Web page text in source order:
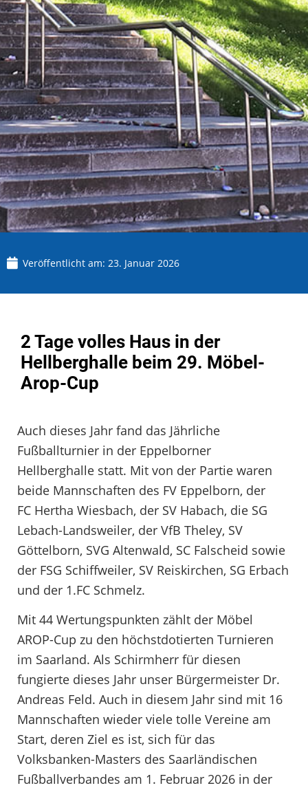
Veröffentlicht am: 23. Januar 2026
2 Tage volles Haus in der
Hellberghalle beim 29. Möbel-
Arop-Cup
Auch dieses Jahr fand das Jährliche
Fußballturnier in der Eppelborner
Hellberghalle statt. Mit von der Partie waren
beide Mannschaften des FV Eppelborn, der
FC Hertha Wiesbach, der SV Habach, die SG
Lebach-Landsweiler, der VfB Theley, SV
Göttelborn, SVG Altenwald, SC Falscheid sowie
der FSG Schiffweiler, SV Reiskirchen, SG Erbach
und der 1.FC Schmelz.
Mit 44 Wertungspunkten zählt der Möbel
AROP-Cup zu den höchstdotierten Turnieren
im Saarland. Als Schirmherr für diesen
fungierte dieses Jahr unser Bürgermeister Dr.
Andreas Feld. Auch in diesem Jahr sind mit 16
Mannschaften wieder viele tolle Vereine am
Start, deren Ziel es ist, sich für das
Volksbanken-Masters des Saarländischen
Fußballverbandes am 1. Februar 2026 in der